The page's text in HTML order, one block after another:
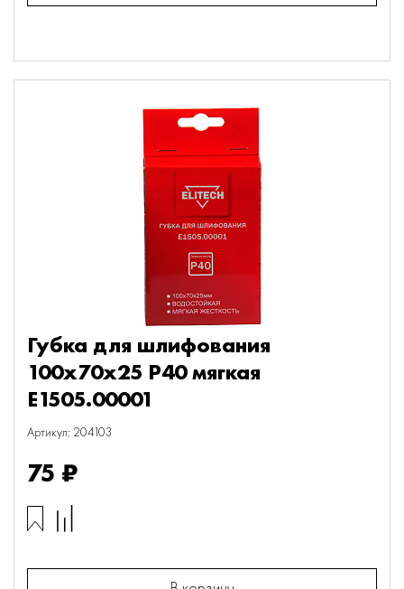
Губка для шлифования
100х70х25 P40 мягкая
E1505.00001
Артикул: 204103
75 ₽